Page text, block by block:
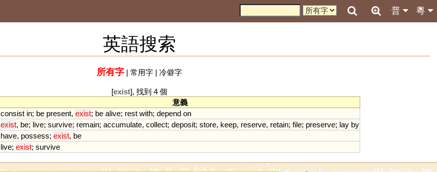
粵
普
英語搜索
所有字| 常用字| 冷僻字
[exist], 找到 4 個
意義
consist in; be present, exist; be alive; rest with; depend on
exist, be; live; survive; remain; accumulate, collect; deposit; store, keep, reserve, retain; file; preserve; lay by
have, possess; exist, be
live; exist; survive